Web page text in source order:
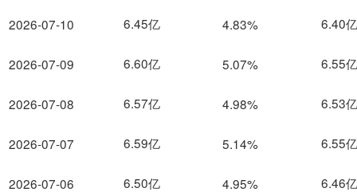
2026-07-10
2026-07-09
2026-07-08
2026-07-07
2026-07-06
6.45亿 4.83% 6.40亿
6.60亿 5.07% 6.55亿
6.57亿 4.98% 6.53亿
6.59亿 5.14% 6.55亿
6.50亿 4.95% 6.46亿